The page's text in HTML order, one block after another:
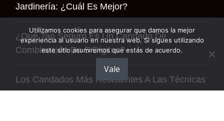
Jardinería: ¿cuál Es Mejor?
¿Qué Tan Seguro Es Un Candado De
Combinación De 5 Dígitos?
Los Candados Más Resistentes A Las Técnicas
De Ganzuado
Utilizamos cookies para asegurar que damos la mejor
experiencia al usuario en nuestra web. Si sigues utilizando
este sitio asumiremos que estás de acuerdo.
Vale